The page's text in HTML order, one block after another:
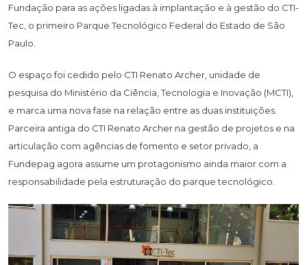
Fundação para as ações ligadas à implantação e à gestão do CTI-
Tec, o primeiro Parque Tecnológico Federal do Estado de São
Paulo.
O espaço foi cedido pelo CTI Renato Archer, unidade de
pesquisa do Ministério da Ciência, Tecnologia e Inovação (MCTI),
e marca uma nova fase na relação entre as duas instituições.
Parceira antiga do CTI Renato Archer na gestão de projetos e na
articulação com agências de fomento e setor privado, a
Fundepag agora assume um protagonismo ainda maior com a
responsabilidade pela estruturação do parque tecnológico.